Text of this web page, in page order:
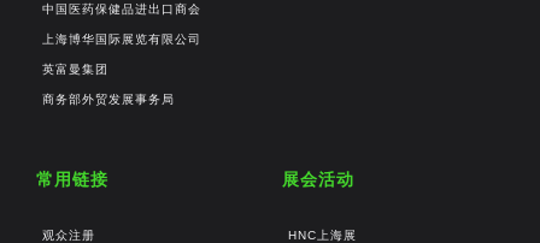
中国医药保健品进出口商会
上海博华国际展览有限公司
英富曼集团
商务部外贸发展事务局
常用链接
观众注册
展会活动
HNC上海展